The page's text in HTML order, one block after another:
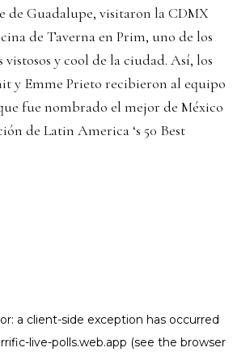
de Guadalupe, visitaron la CDMX
de Taverna en Prim, uno de los
vistosos y cool de la ciudad. Así, los
y Emme Prieto recibieron al equipo
fue nombrado el mejor de México
de Latin America ‘s 50 Best